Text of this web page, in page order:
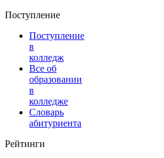
Поступление
Поступление
в
колледж
Все об
образовании
в
колледже
Словарь
абитуриента
Рейтинги